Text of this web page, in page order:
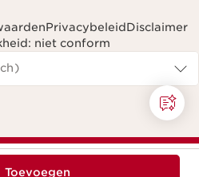
Toevoegen
PrivacybeleidDisclaimer
niet conform